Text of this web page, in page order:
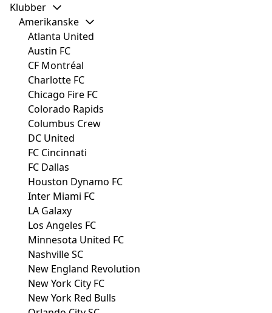
Klubber
Amerikanske
Atlanta United
Austin FC
CF Montréal
Charlotte FC
Chicago Fire FC
Colorado Rapids
Columbus Crew
DC United
FC Cincinnati
FC Dallas
Houston Dynamo FC
Inter Miami FC
LA Galaxy
Los Angeles FC
Minnesota United FC
Nashville SC
New England Revolution
New York City FC
New York Red Bulls